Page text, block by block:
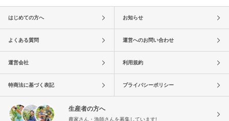
はじめての方へ お知らせ
よくある質問 運営へのお問い合わせ
運営会社 利用規約
特商法に基づく表記 プライバシーポリシー
生産者の方へ
農家さん・漁師さんを募集しています!